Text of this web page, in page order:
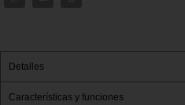
Detalles
Características y funciones